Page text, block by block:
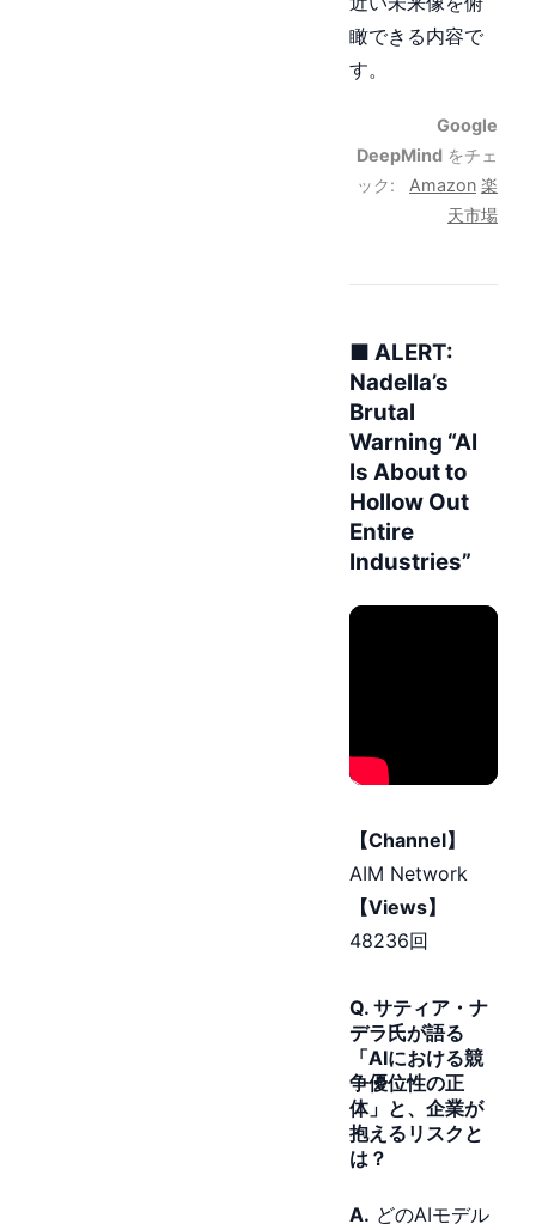
瞰できる内容で
す。
Google
DeepMind をチェ
ック:
Amazon 楽
天市場
■ ALERT:
Nadella’s
Brutal
Warning “AI
Is About to
Hollow Out
Entire
Industries”
【Channel】
AIM Network
【Views】
48236回
Q. サティア・ナ
デラ氏が語る
「AIにおける競
争優位性の正
体」と、企業が
抱えるリスクと
は？
A. どのAIモデル